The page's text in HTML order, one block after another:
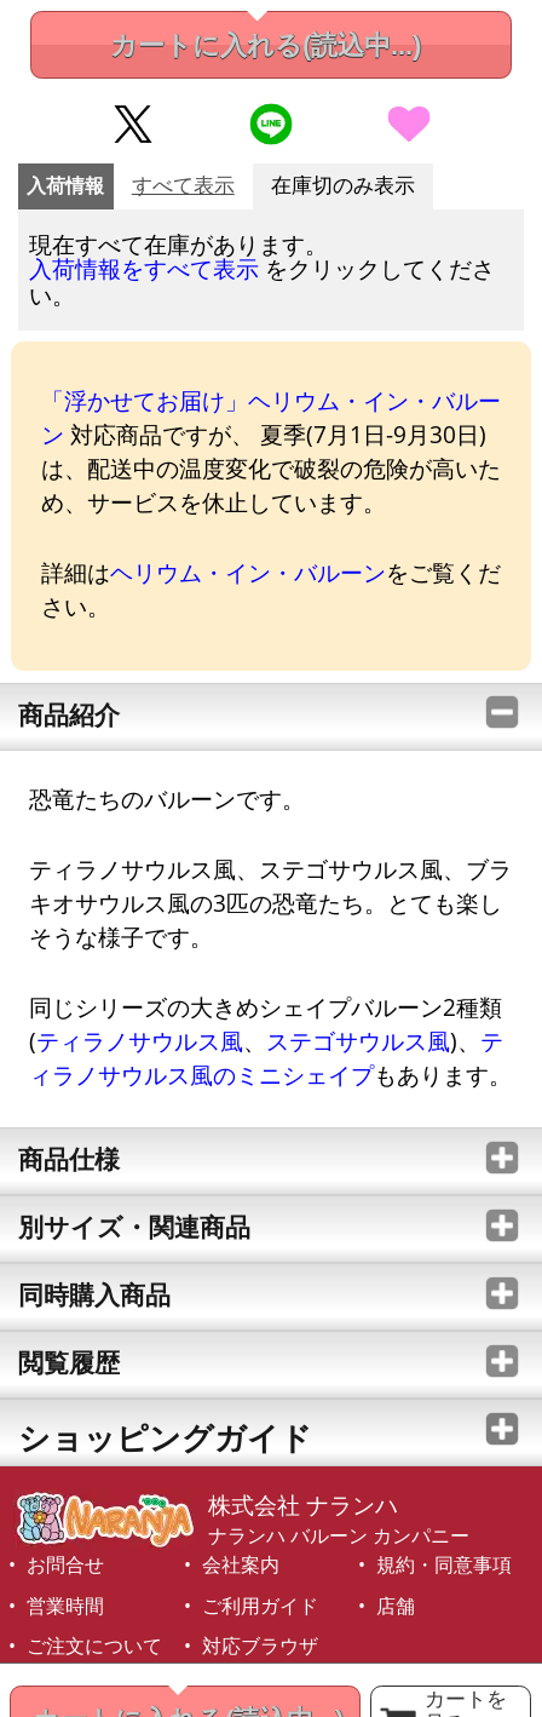
カートに入れる(読込中...)
カートを
入荷情報 すべて表示 在庫切のみ表示
現在すべて在庫があります。
入荷情報をすべて表示 をクリックしてくださ
い。
「浮かせてお届け」ヘリウム・イン・バルー
ン 対応商品ですが、 夏季(7月1日-9月30日)
は、配送中の温度変化で破裂の危険が高いた
め、サービスを休止しています。
詳細はヘリウム・イン・バルーンをご覧くだ
さい。
商品紹介
恐竜たちのバルーンです。
ティラノサウルス風、ステゴサウルス風、ブラ
キオサウルス風の3匹の恐竜たち。とても楽し
そうな様子です。
同じシリーズの大きめシェイプバルーン2種類
(ティラノサウルス風、 ステゴサウルス風)、 テ
ィラノサウルス風のミニシェイプもあります。
商品仕様
別サイズ・関連商品
同時購入商品
閲覧履歴
ショッピングガイド
株式会社 ナランハ
ナランハ バルーン カンパニー
お問合せ
会社案内
規約・同意事項
営業時間
ご利用ガイド
店舗
ご注文について
対応ブラウザ
©1999-2026 NARANJA Inc. All Rights Reserved.